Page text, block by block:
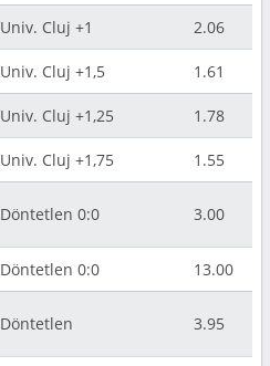
Univ. Cluj +1 2.06
Univ. Cluj +1,5 1.61
Univ. Cluj +1,25 1.78
Univ. Cluj +1,75 1.55
Döntetlen 0:0 3.00
Döntetlen 0:0 13.00
Döntetlen 3.95